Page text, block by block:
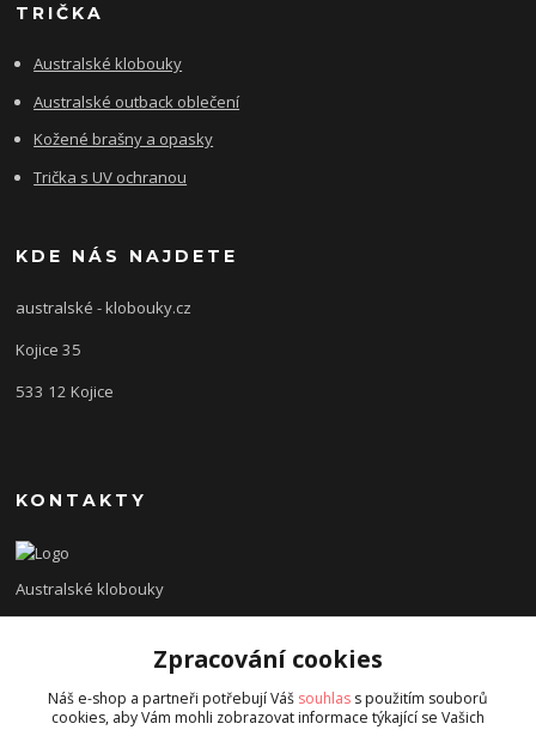
TRIČKA
Australské klobouky
Australské outback oblečení
Kožené brašny a opasky
Trička s UV ochranou
KDE NÁS NAJDETE
australské - klobouky.cz
Kojice 35
533 12 Kojice
KONTAKTY
Australské klobouky
+420 775 138 620
diveinn@email.cz
Zpracování cookies
Náš e-shop a partneři potřebují Váš souhlas s použitím souborů
cookies, aby Vám mohli zobrazovat informace týkající se Vašich